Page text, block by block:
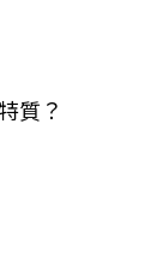
質？